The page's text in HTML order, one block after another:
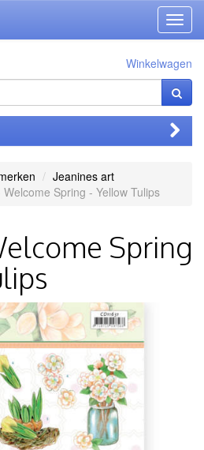
Winkelwagen
Jeanines art
Welcome Spring - Yellow Tulips
Spring